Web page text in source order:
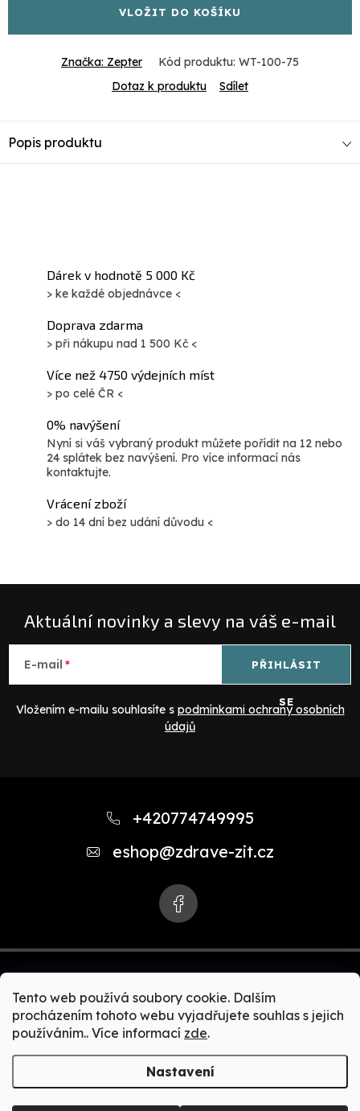
Tento web používá soubory cookie. Dalším
procházením tohoto webu vyjadřujete souhlas s jejich
používáním.. Více informací zde.
Nastavení
VLOŽIT DO KOŠÍKU
Značka: Zepter Kód produktu: WT-100-75
Dotaz k produktu
Sdílet
Popis produktu
Dárek v hodnotě 5 000 Kč
> ke každé objednávce <
Doprava zdarma
> při nákupu nad 1 500 Kč <
Více než 4750 výdejních míst
> po celé ČR <
0% navýšení
Nyní si váš vybraný produkt můžete pořídit na 12 nebo
24 splátek bez navýšení. Pro více informací nás
kontaktujte.
Vrácení zboží
> do 14 dní bez udání důvodu <
Aktuální novinky a slevy na váš e-mail
E-mail
Vložením e-mailu souhlasíte s podmínkami ochrany osobních
údajů
PŘIHLÁSIT
SE
+420774749995
eshop@zdrave-zit.cz
Copyright 2026Zdravě-žít.cz | Akční nabídky Zepter
produktů. Zdravé vaření, čističky vody, čističky vzduchu,
zdravé spaní, Bioptron + MedAll, zdravá a čistá domácnost,
Zepter kosmetika, Zepter kolagen.. Všechna práva